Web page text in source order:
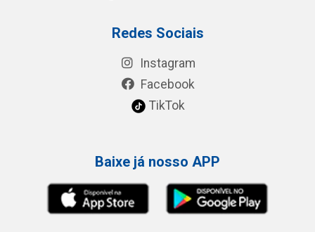
Redes Sociais
Instagram
Facebook
TikTok
Baixe já nosso APP